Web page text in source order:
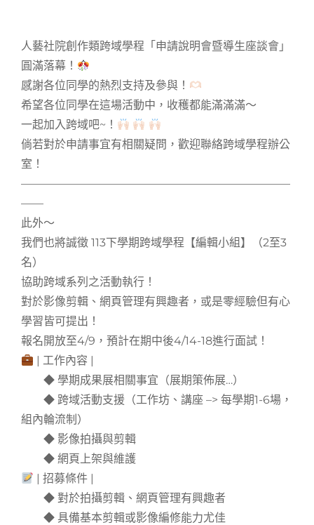
人藝社院創作類跨域學程「申請說明會暨導生座談會」
圓滿落幕！
感謝各位同學的熱烈支持及參與！
希望各位同學在這場活動中，收穫都能滿滿滿～
一起加入跨域吧~！
倘若對於申請事宜有相關疑問，歡迎聯絡跨域學程辦公
室！
————————————————————————
——
此外～
我們也將誠徵 113下學期跨域學程【編輯小組】（2至3
名）
協助跨域系列之活動執行！
對於影像剪輯、網頁管理有興趣者，或是零經驗但有心
學習皆可提出！
報名開放至4/9，預計在期中後4/14-18進行面試！
| 工作內容 |
◆ 學期成果展相關事宜（展期策佈展…）
◆ 跨域活動支援（工作坊、講座 –> 每學期1-6場，
組內輪流制）
◆ 影像拍攝與剪輯
◆ 網頁上架與維護
| 招募條件 |
◆ 對於拍攝剪輯、網頁管理有興趣者
◆ 具備基本剪輯或影像編修能力尤佳